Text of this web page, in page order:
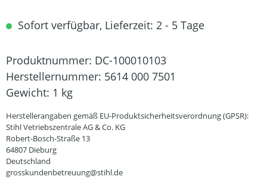
Sofort verfügbar, Lieferzeit: 2 - 5 Tage
Produktnummer: DC-100010103
Herstellernummer: 5614 000 7501
Gewicht: 1 kg
Herstellerangaben gemäß EU-Produktsicherheitsverordnung (GPSR):
Stihl Vetriebszentrale AG & Co. KG
Robert-Bosch-Straße 13
64807 Dieburg
Deutschland
grosskundenbetreuung@stihl.de